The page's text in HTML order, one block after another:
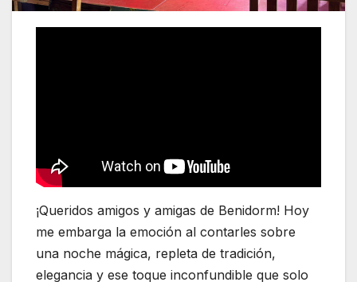
¡Queridos amigos y amigas de Benidorm! Hoy
me embarga la emoción al contarles sobre
una noche mágica, repleta de tradición,
elegancia y ese toque inconfundible que solo